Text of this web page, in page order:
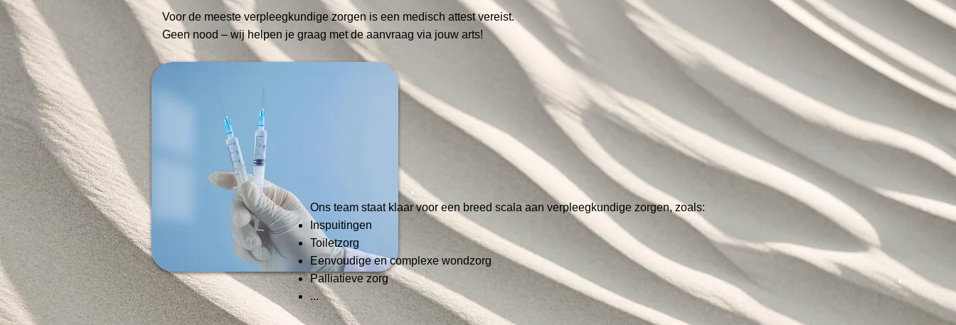
Voor de meeste verpleegkundige zorgen is een medisch attest vereist.
Geen nood – wij helpen je graag met de aanvraag via jouw arts!
Ons team staat klaar voor een breed scala aan verpleegkundige zorgen, zoals:
Inspuitingen
Toiletzorg
Eenvoudige en complexe wondzorg
Palliatieve zorg
...